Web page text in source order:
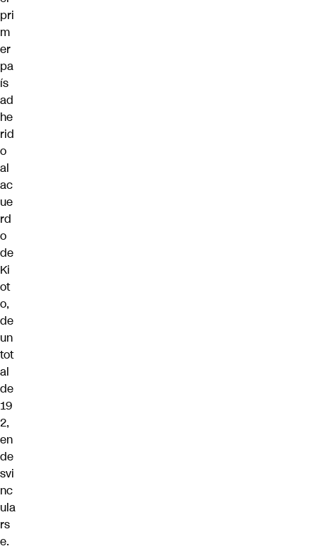
pri
m
er
pa
ís
ad
he
rid
o
al
ac
ue
rd
o
de
Ki
ot
o,
de
un
tot
al
de
19
2,
en
de
svi
nc
ula
rs
e.